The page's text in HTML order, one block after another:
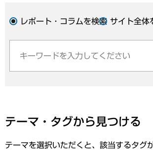
レポート・コラムを検索 サイト全体
テーマ・タグから見つける
テーマを選択いただくと、該当するタグ